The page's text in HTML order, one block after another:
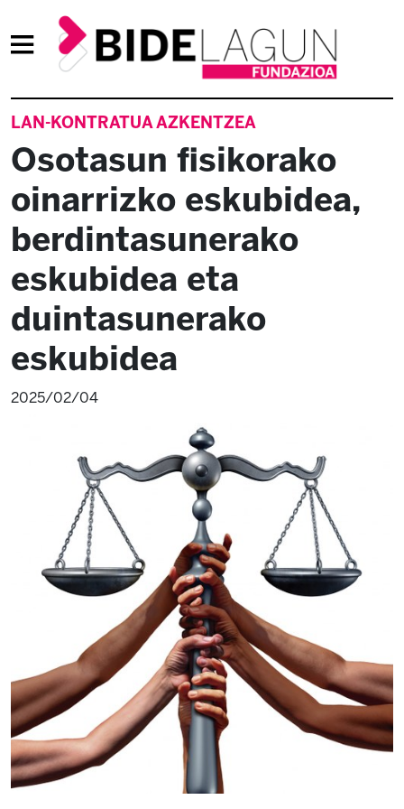
LAN-KONTRATUA AZKENTZEA
Osotasun fisikorako
oinarrizko eskubidea,
berdintasunerako
eskubidea eta
duintasunerako
eskubidea
2025/02/04